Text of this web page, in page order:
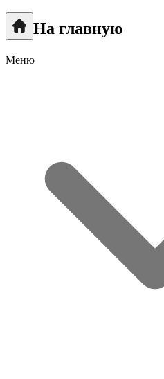
На главную
Меню